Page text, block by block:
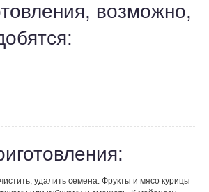
возможно,
удалить семена. Фрукты и мясо курицы